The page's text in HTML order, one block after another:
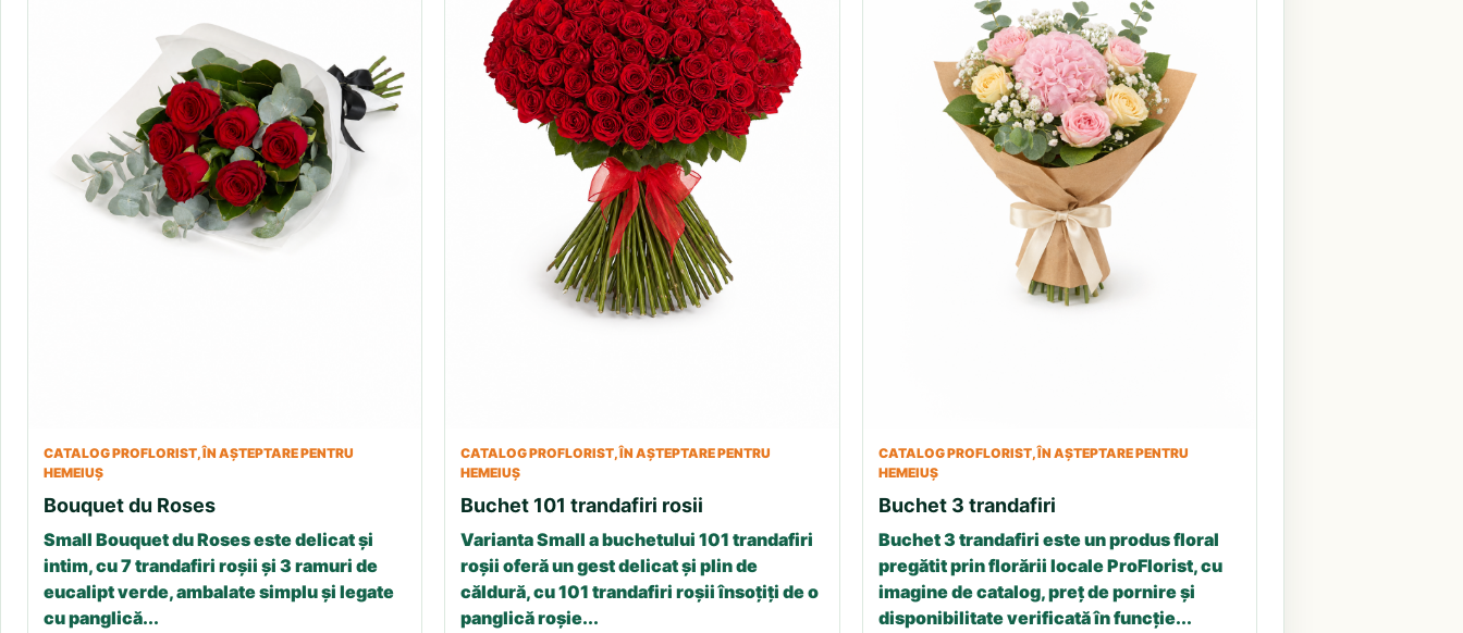
CATALOG PROFLORIST, ÎN AȘTEPTARE PENTRU
HEMEIUȘ
Bouquet du Roses
Small Bouquet du Roses este delicat și
intim, cu 7 trandafiri roșii și 3 ramuri de
eucalipt verde, ambalate simplu și legate
cu panglică...
CATALOG PROFLORIST, ÎN AȘTEPTARE PENTRU
HEMEIUȘ
Buchet 101 trandafiri rosii
Varianta Small a buchetului 101 trandafiri
roșii oferă un gest delicat și plin de
căldură, cu 101 trandafiri roșii însoțiți de o
panglică roșie...
CATALOG PROFLORIST, ÎN AȘTEPTARE PENTRU
HEMEIUȘ
Buchet 3 trandafiri
Buchet 3 trandafiri este un produs floral
pregătit prin florării locale ProFlorist, cu
imagine de catalog, preț de pornire și
disponibilitate verificată în funcție...